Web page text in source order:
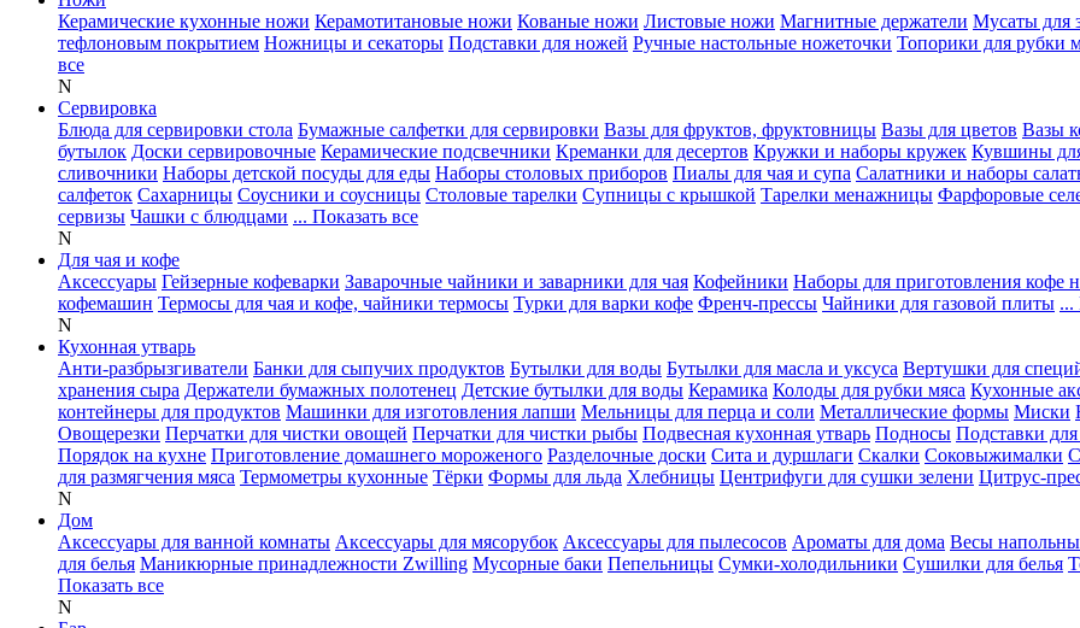
Керамические кухонные ножи Керамотитановые ножи Кованые ножи Листовые ножи Магнитные держатели Мусаты для
тефлоновым покрытием Ножницы и секаторы Подставки для ножей Ручные настольные ножеточки Топорики для рубки
все
N
Сервировка
Блюда для сервировки стола Бумажные салфетки для сервировки Вазы для фруктов, фруктовницы Вазы для цветов Вазы
бутылок Доски сервировочные Керамические подсвечники Креманки для десертов Кружки и наборы кружек Кувшины
сливочники Наборы детской посуды для еды Наборы столовых приборов Пиалы для чая и супа Салатники и наборы
салфеток Сахарницы Соусники и соусницы Столовые тарелки Супницы с крышкой Тарелки менажницы Фарфоровые
сервизы Чашки с блюдцами ... Показать все
N
Для чая и кофе
Аксессуары Гейзерные кофеварки Заварочные чайники и заварники для чая Кофейники Наборы для приготовления кофе
кофемашин Термосы для чая и кофе, чайники термосы Турки для варки кофе Френч-прессы Чайники для газовой плиты ...
N
Кухонная утварь
Анти-разбрызгиватели Банки для сыпучих продуктов Бутылки для воды Бутылки для масла и уксуса Вертушки для
хранения сыра Держатели бумажных полотенец Детские бутылки для воды Керамика Колоды для рубки мяса Кухонные
контейнеры для продуктов Машинки для изготовления лапши Мельницы для перца и соли Металлические формы Миски
Овощерезки Перчатки для чистки овощей Перчатки для чистки рыбы Подвесная кухонная утварь Подносы Подставки
Порядок на кухне Приготовление домашнего мороженого Разделочные доски Сита и дуршлаги Скалки Соковыжималки
для размягчения мяса Термометры кухонные Тёрки Формы для льда Хлебницы Центрифуги для сушки зелени Цитрус-
N
Дом
Аксессуары для ванной комнаты Аксессуары для мясорубок Аксессуары для пылесосов Ароматы для дома Весы
для белья Маникюрные принадлежности Zwilling Мусорные баки Пепельницы Сумки-холодильники Сушилки для белья
Показать все
N